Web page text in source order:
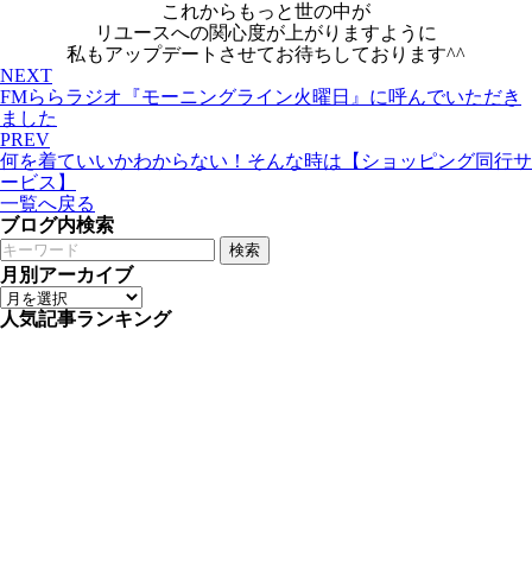
これからもっと世の中が
リユースへの関心度が上がりますように
私もアップデートさせてお待ちしております^^
NEXT
FMららラジオ『モーニングライン火曜日』に呼んでいただき
ました
PREV
何を着ていいかわからない！そんな時は【ショッピング同行サ
ービス】
一覧へ戻る
ブログ内検索
検索
月別アーカイブ
人気記事ランキング